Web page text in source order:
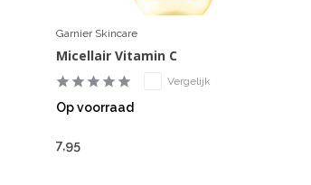
Garnier Skincare
Micellair Vitamin C
Vergelijk
Op voorraad
7,95